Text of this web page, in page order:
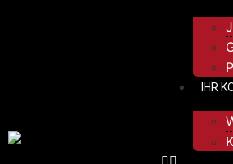
IHR